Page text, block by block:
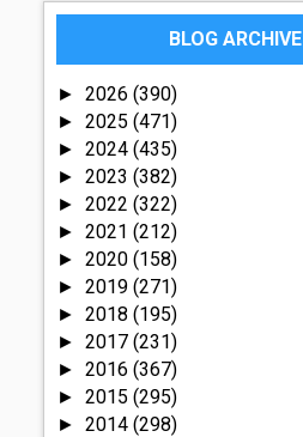
BLOG ARCHIVE
►2026(390)
►2025(471)
►2024(435)
►2023(382)
►2022(322)
►2021(212)
►2020(158)
►2019(271)
►2018(195)
►2017(231)
►2016(367)
►2015(295)
►2014(298)